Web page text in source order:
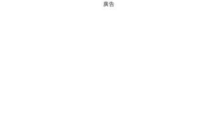
廣告